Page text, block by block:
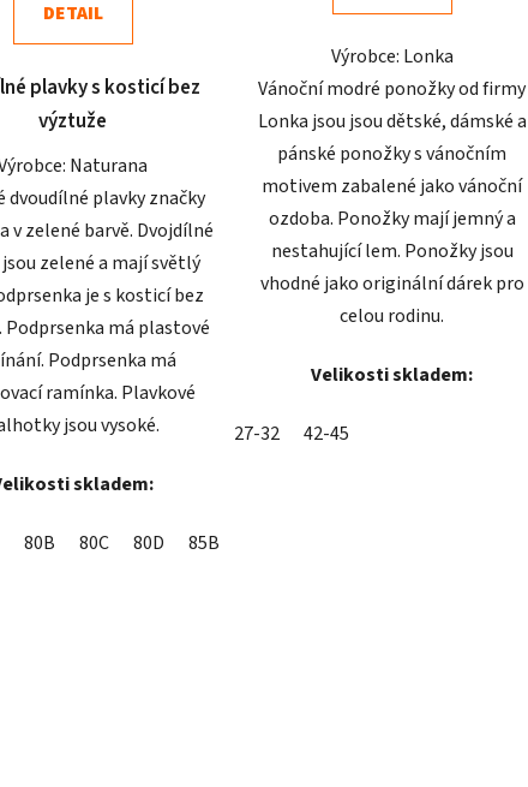
5
DETAIL
plavky s kosticí bez
výztuže
Naturana
dvoudílné plavky značky
v zelené barvě. Dvojdílné
zelené a mají světlý
je s kosticí bez
Podprsenka má plastové
Podprsenka má
ramínka. Plavkové
jsou vysoké.
skladem:
80B 80C 80D 85B
hvězdiček.
Výrobce: Lonka
Vánoční modré ponožky od firmy
Lonka jsou jsou dětské, dámské a
pánské ponožky s vánočním
motivem zabalené jako vánoční
ozdoba. Ponožky mají jemný a
nestahující lem. Ponožky jsou
vhodné jako originální dárek pro
celou rodinu.
Velikosti skladem:
27-32 42-45